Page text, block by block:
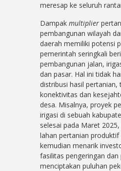
meresap ke seluruh
Dampakmultiplier
pembangunan wilayah
daerah memiliki potensi
pemerintah seringkali
pembangunan jalan,
dan pasar. Hal ini tidak
distribusi hasil
konektivitas dan
desa. Misalnya, proyek
irigasi di sebuah
selesai pada Maret
lahan pertanian produktif
kemudian menarik
fasilitas pengeringan dan
menciptakan puluhan